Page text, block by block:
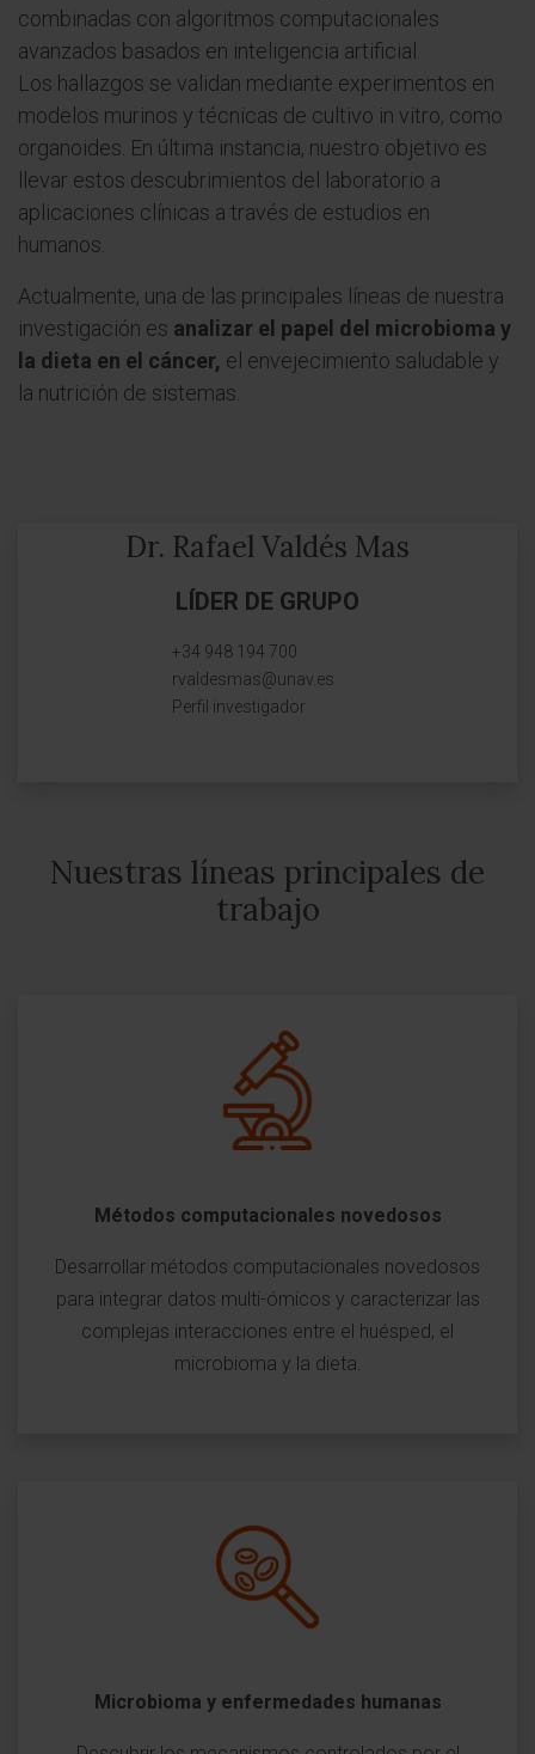
combinadas con algoritmos computacionales
avanzados basados en inteligencia artificial.
Los hallazgos se validan mediante experimentos en
modelos murinos y técnicas de cultivo in vitro, como
organoides. En última instancia, nuestro objetivo es
llevar estos descubrimientos del laboratorio a
aplicaciones clínicas a través de estudios en
humanos.
Actualmente, una de las principales líneas de nuestra
investigación es analizar el papel del microbioma y
la dieta en el cáncer, el envejecimiento saludable y
la nutrición de sistemas.
Dr. Rafael Valdés Mas
LÍDER DE GRUPO
+34 948 194 700
rvaldesmas@unav.es
Perfil investigador
Nuestras líneas principales de
trabajo
Métodos computacionales novedosos
Desarrollar métodos computacionales novedosos
para integrar datos multi-ómicos y caracterizar las
complejas interacciones entre el huésped, el
microbioma y la dieta.
Microbioma y enfermedades humanas